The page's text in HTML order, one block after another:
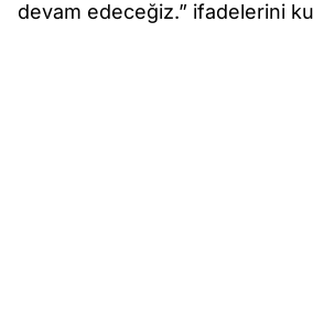
devam edeceğiz.” ifadelerini